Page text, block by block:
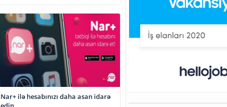
Nar+ ilə hesabınızı daha asan idarə